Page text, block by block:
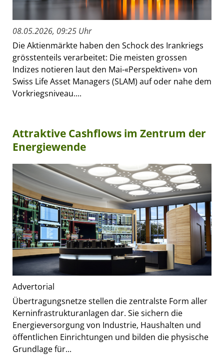
08.05.2026, 09:25 Uhr
Die Aktienmärkte haben den Schock des Irankriegs
grösstenteils verarbeitet: Die meisten grossen
Indizes notieren laut den Mai-«Perspektiven» von
Swiss Life Asset Managers (SLAM) auf oder nahe dem
Vorkriegsniveau....
Attraktive Cashflows im Zentrum der
Energiewende
Advertorial
Übertragungsnetze stellen die zentralste Form aller
Kerninfrastrukturanlagen dar. Sie sichern die
Energieversorgung von Industrie, Haushalten und
öffentlichen Einrichtungen und bilden die physische
Grundlage für...